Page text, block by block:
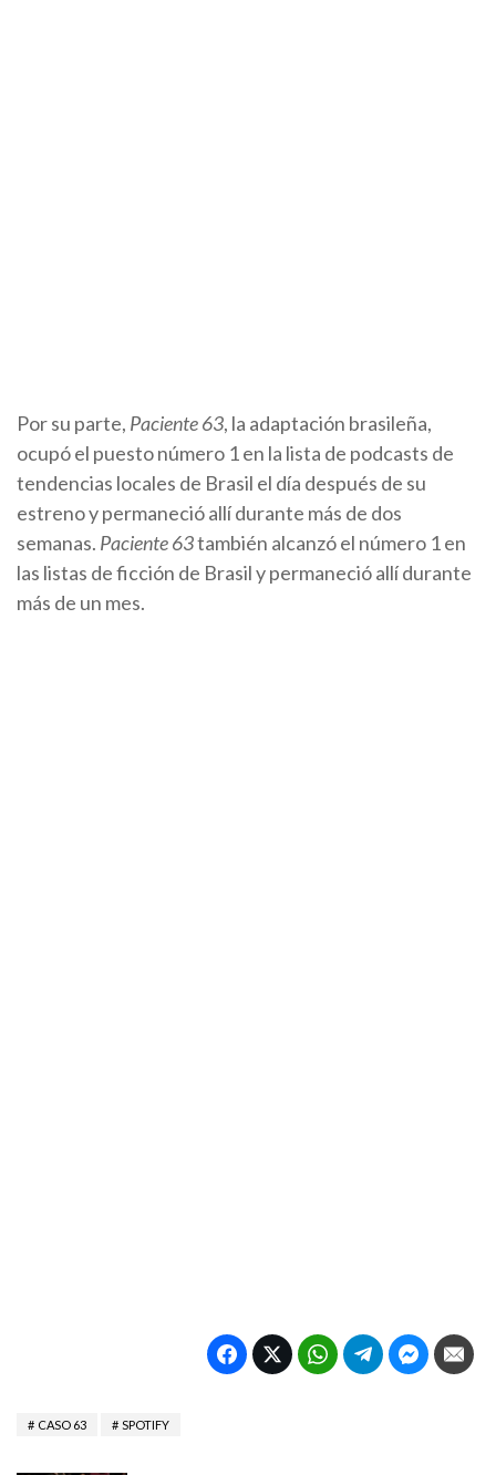
Por su parte, Paciente 63, la adaptación brasileña,
ocupó el puesto número 1 en la lista de podcasts de
tendencias locales de Brasil el día después de su
estreno y permaneció allí durante más de dos
semanas. Paciente 63también alcanzó el número 1 en
las listas de ficción de Brasil y permaneció allí durante
más de un mes.
CASO 63 SPOTIFY